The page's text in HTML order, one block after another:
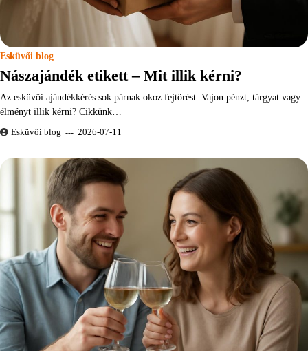
Esküvői blog
Nászajándék etikett – Mit illik kérni?
Az esküvői ajándékkérés sok párnak okoz fejtörést. Vajon pénzt, tárgyat vagy
élményt illik kérni? Cikkünk…
Esküvői blog 2026-07-11